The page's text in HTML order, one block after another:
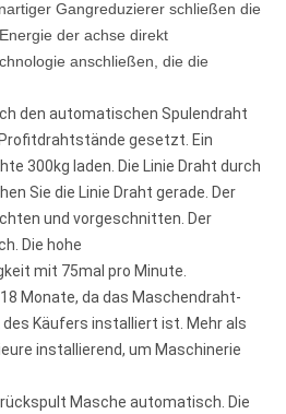
Gangreduzierer schließen die
der achse direkt
anschließen, die die
den automatischen Spulendraht
gesetzt. Ein
300kg laden. Die Linie Draht durch
Sie die Linie Draht gerade. Der
und vorgeschnitten. Der
Die hohe
mit 75mal pro Minute.
Monate, da das Maschendraht-
Käufers installiert ist. Mehr als
installierend, um Maschinerie
Masche automatisch. Die